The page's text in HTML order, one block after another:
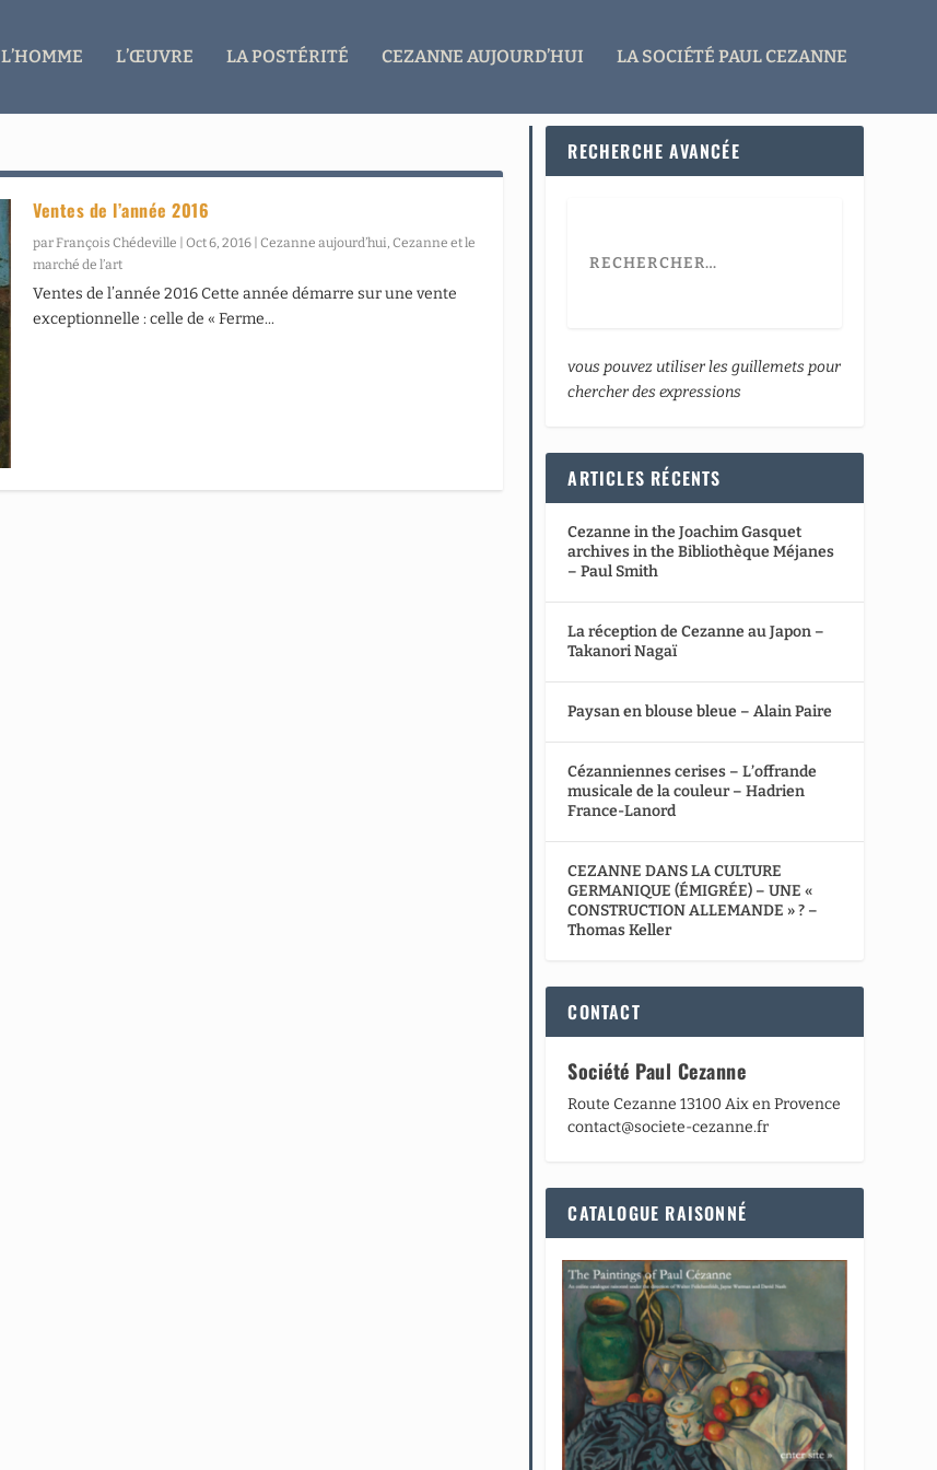
L’HOMME L’ŒUVRE LA POSTÉRITÉ CEZANNE AUJOURD’HUI LA SOCIÉTÉ PAUL CEZANNE
Ventes de l’année 2016
parFrançois Chédeville |Oct 6, 2016 |Cezanne aujourd’hui,Cezanne et le
marché de l’art
Ventes de l’année 2016 Cette année démarre sur une vente
exceptionnelle : celle de « Ferme...
RECHERCHE AVANCÉE
vous pouvez utiliser les guillemets pour
chercher des expressions
ARTICLES RÉCENTS
Cezanne in the Joachim Gasquet
archives in the Bibliothèque Méjanes
– Paul Smith
La réception de Cezanne au Japon –
Takanori Nagaï
Paysan en blouse bleue – Alain Paire
Cézanniennes cerises – L’offrande
musicale de la couleur – Hadrien
France-Lanord
CEZANNE DANS LA CULTURE
GERMANIQUE (ÉMIGRÉE) – UNE «
CONSTRUCTION ALLEMANDE » ? –
Thomas Keller
CONTACT
Société Paul Cezanne
Route Cezanne 13100 Aix en Provence
contact@societe-cezanne.fr
CATALOGUE RAISONNÉ